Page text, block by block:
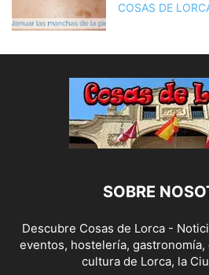
COSAS DE
SOBRE
Descubre Cosas de Lorca -
eventos, hostelería,
cultura de Lorca, la